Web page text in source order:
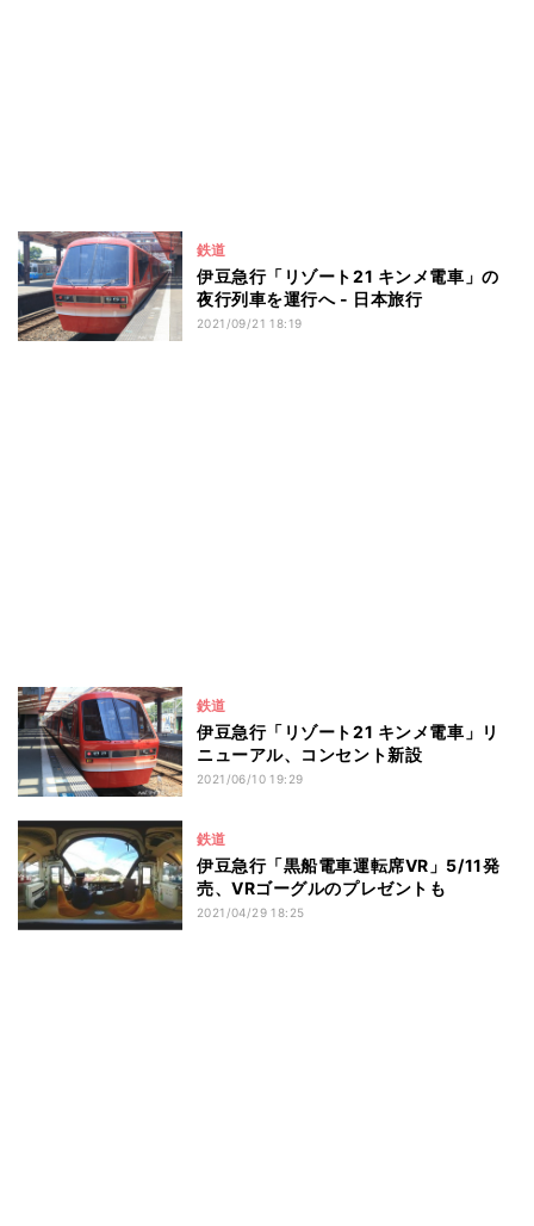
鉄道
伊豆急行「リゾート21 キンメ電車」の
夜行列車を運行へ - 日本旅行
2021/09/21 18:19
鉄道
伊豆急行「リゾート21 キンメ電車」リ
ニューアル、コンセント新設
2021/06/10 19:29
鉄道
伊豆急行「黒船電車運転席VR」5/11発
売、VRゴーグルのプレゼントも
2021/04/29 18:25